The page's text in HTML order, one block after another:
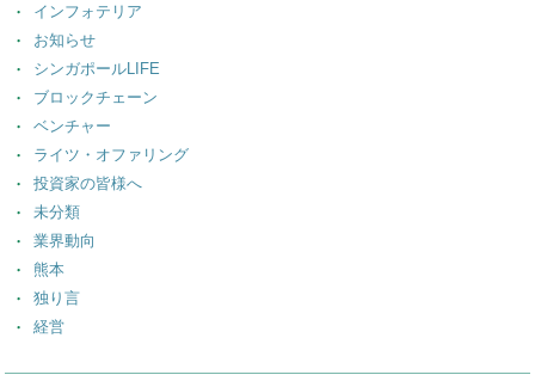
インフォテリア
お知らせ
シンガポールLIFE
ブロックチェーン
ベンチャー
ライツ・オファリング
投資家の皆様へ
未分類
業界動向
熊本
独り言
経営